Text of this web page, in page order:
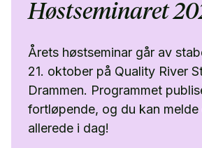
Høstseminaret
Årets høstseminar går av
21. oktober på Quality River
Drammen. Programmet
fortløpende, og du kan melde
allerede i dag!